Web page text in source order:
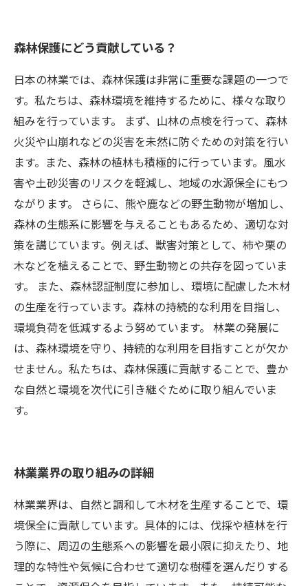
森林保護にどう貢献している？
日本の林業では、森林保護は非常に重要な課題の一つで
す。私たちは、森林環境を維持するために、様々な取り
組みを行っています。 まず、山林の点検を行って、森林
火災や山崩れなどの災害を未然に防ぐための対策を行い
ます。また、森林の植林も積極的に行っています。風水
害や土砂災害のリスクを軽減し、地域の水源保全にもつ
ながります。 さらに、熊や鹿などの野生動物が増加し、
森林の生態系に影響を与えることもあるため、適切な対
策を講じています。例えば、獣害対策として、柿や栗の
木などを植えることで、野生動物との共存を図っていま
す。 また、森林認証制度に参加し、環境に配慮した木材
の生産を行っています。森林の持続的な利用を目指し、
環境負荷を低減するよう努めています。 林業の発展に
は、森林環境を守り、持続的な利用を目指すことが欠か
せません。私たちは、森林保護に貢献することで、豊か
な自然と環境を次代に引き継ぐために取り組んでいま
す。
林業業界の取り組みの詳細
林業業界は、自然と調和して木材を生産することで、環
境保全に貢献しています。具体的には、伐採や植林を行
う際に、周辺の生態系への影響を最小限に抑えたり、地
理的な特性や気候に合わせて適切な樹種を選んだりする